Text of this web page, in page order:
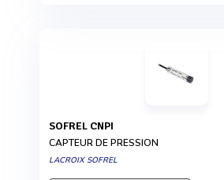
SOFREL CNPI
CAPTEUR DE PRESSION
LACROIX SOFREL